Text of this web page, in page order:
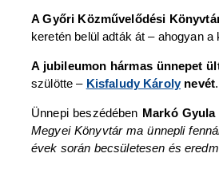
A Győri Közművelődési
keretén belül adták át – ahogyan
A jubileumon hármas ünnepet
szülötte – Kisfaludy Károlynevét.
Ünnepi beszédében Markó Gyula
Megyei Könyvtár ma ünnepli
évek során becsületesen és